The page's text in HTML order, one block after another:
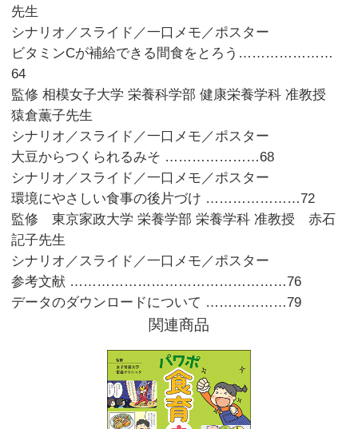
先生
シナリオ／スライド／一口メモ／ポスター
ビタミンCが補給できる間食をとろう…………………
64
監修 相模女子大学 栄養科学部 健康栄養学科 准教授
猿倉薫子先生
シナリオ／スライド／一口メモ／ポスター
大豆からつくられるみそ …………………68
シナリオ／スライド／一口メモ／ポスター
環境にやさしい食事の後片づけ …………………72
監修 東京家政大学 栄養学部 栄養学科 准教授 赤石
記子先生
シナリオ／スライド／一口メモ／ポスター
参考文献 …………………………………………76
データのダウンロードについて ………………79
関連商品